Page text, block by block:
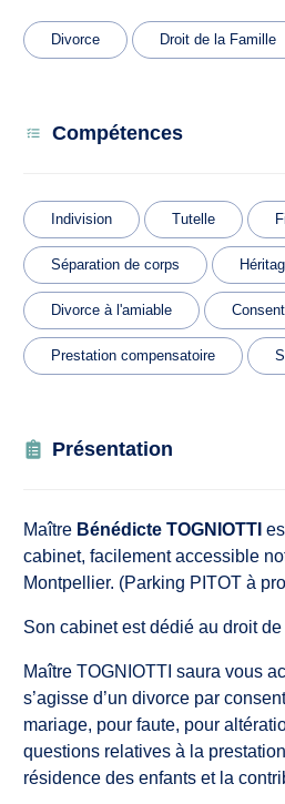
Divorce Droit de la Famille
Compétences
Indivision Tutelle
Séparation de corps
Divorce à l'amiable
Prestation compensatoire
Présentation
Maître Bénédicte TOGNIOTTI
cabinet, facilement accessible
Montpellier. (Parking PITOT à
Son cabinet est dédié au droit
Maître TOGNIOTTI saura vous
s’agisse d’un divorce par
mariage, pour faute, pour
questions relatives à la
résidence des enfants et la